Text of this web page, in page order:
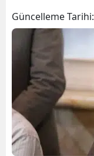
Güncelleme Tarihi: